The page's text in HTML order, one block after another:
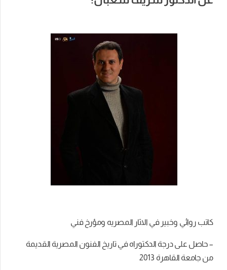
كاتب روائي وخبير في الاثار المصريه ومؤرخ فني
–حاصل على درجة الدكتوراه في تاريخ الفنون المصرية القديمة
من جامعة القاهرة 2013